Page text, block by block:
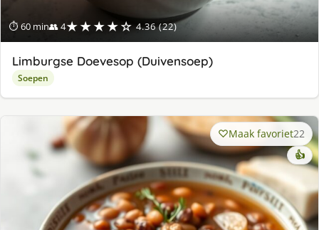
⏱ 60 min👥 4★★★★☆ 4.36 (22)
Limburgse Doevesop (Duivensoep)
Soepen
Maak favoriet22
👍